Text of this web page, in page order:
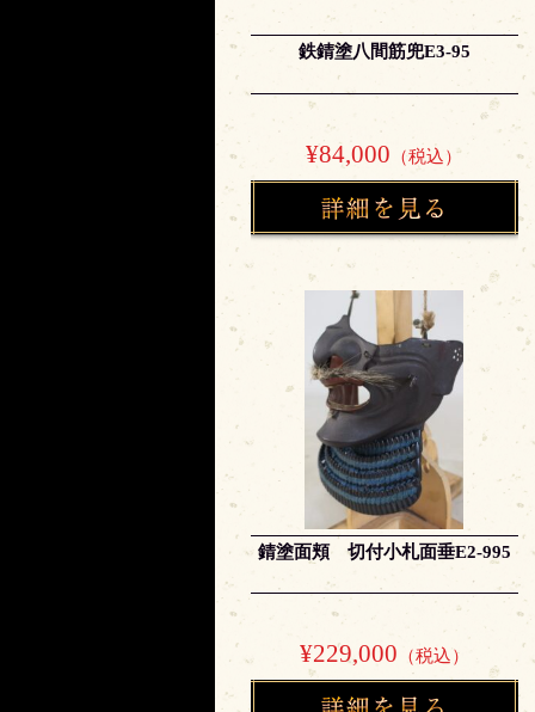
鉄錆塗八間筋兜E3-95
¥84,000 （税込）
錆塗面頬 切付小札面垂E2-995
¥229,000 （税込）